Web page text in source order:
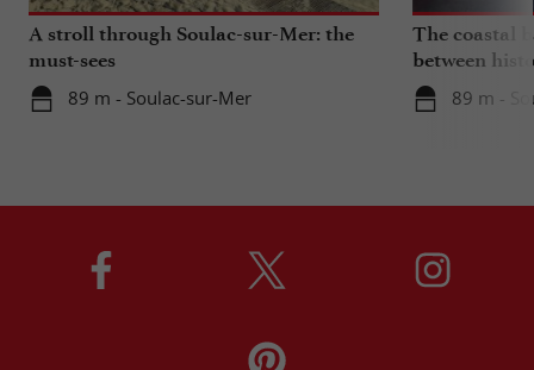
A stroll through Soulac-sur-Mer: the
must-sees
89 m - Soulac-sur-Mer
The coastal
between
89 m -